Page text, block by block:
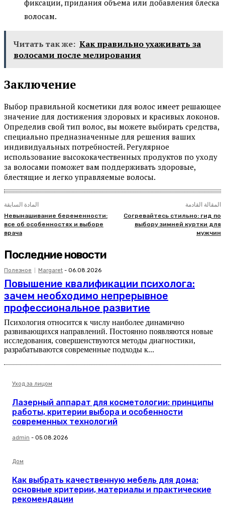
фиксации, придания объема или добавления блеска
волосам.
Читать так же: Как правильно ухаживать за
волосами после мелирования
Заключение
Выбор правильной косметики для волос имеет решающее
значение для достижения здоровых и красивых локонов.
Определив свой тип волос, вы можете выбирать средства,
специально предназначенные для решения ваших
индивидуальных потребностей. Регулярное
использование высококачественных продуктов по уходу
за волосами поможет вам поддерживать здоровые,
блестящие и легко управляемые волосы.
المادة السابقة
Невынашивание беременности:
все об особенностях и выборе
врача
المقالة القادمة
Согревайтесь стильно: гид по
выбору зимней куртки для
мужчин
Последние новости
Полезное Margaret - 06.08.2026
Повышение квалификации психолога:
зачем необходимо непрерывное
профессиональное развитие
Психология относится к числу наиболее динамично
развивающихся направлений. Постоянно появляются новые
исследования, совершенствуются методы диагностики,
разрабатываются современные подходы к...
Уход за лицом
Лазерный аппарат для косметологии: принципы
работы, критерии выбора и особенности
современных технологий
admin - 05.08.2026
Дом
Как выбрать качественную мебель для дома:
основные критерии, материалы и практические
рекомендации